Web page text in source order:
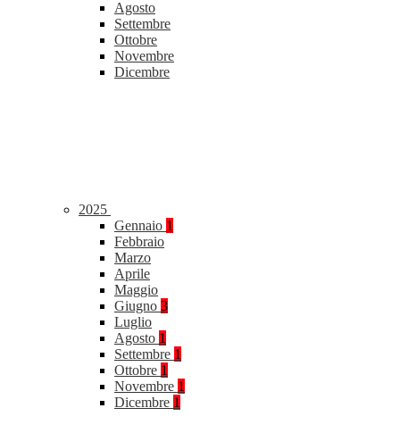
Agosto
Settembre
Ottobre
Novembre
Dicembre
2025
Gennaio 1
Febbraio
Marzo
Aprile
Maggio
Giugno 3
Luglio
Agosto 1
Settembre 1
Ottobre 1
Novembre 1
Dicembre 1